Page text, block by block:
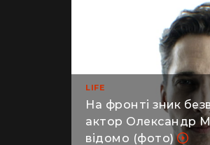
LIFE
На фронті зник
актор Олександр